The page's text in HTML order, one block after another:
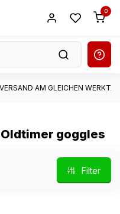
0
AM GLEICHEN WERKTAG*
goggles
Filter